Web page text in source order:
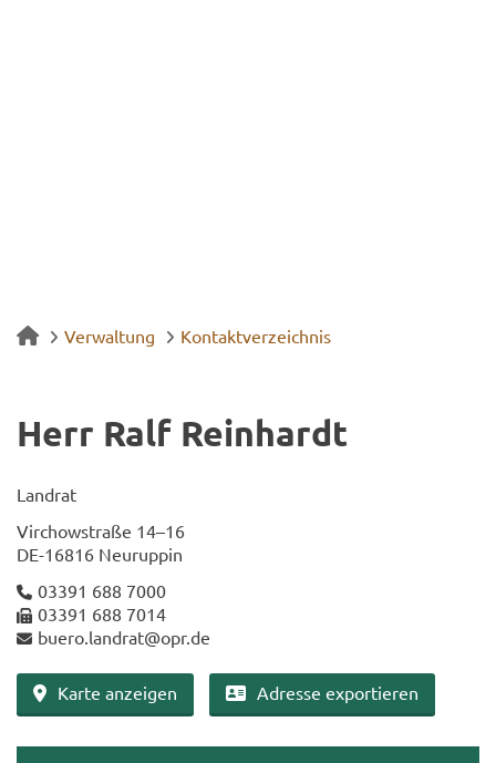
Verwaltung Kontaktverzeichnis
Herr Ralf Rein­hardt
Land­rat
Virch­ow­stra­ße 14–16
DE-​16816 Neu­rup­pin
03391 688 7000
03391 688 7014
buero.land­rat@opr.de
Karte an­zei­gen Adres­se ex­por­tie­ren